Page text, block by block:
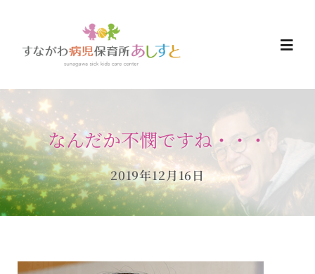
content
HOME
お知らせ
ご予約について
なんだか不憫ですね・・・
2019年12月16日